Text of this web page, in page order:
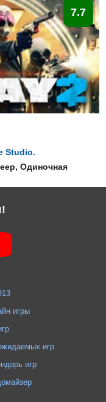
7.7
Studio.
Одиночная
игры
игр
игр